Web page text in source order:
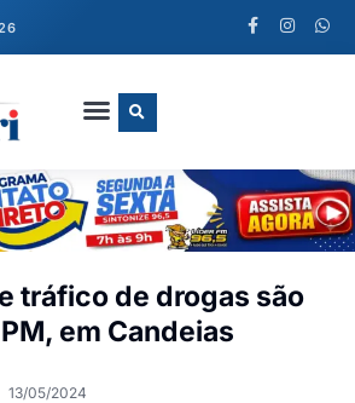
tráfico de drogas são
em Candeias
13/05/2024